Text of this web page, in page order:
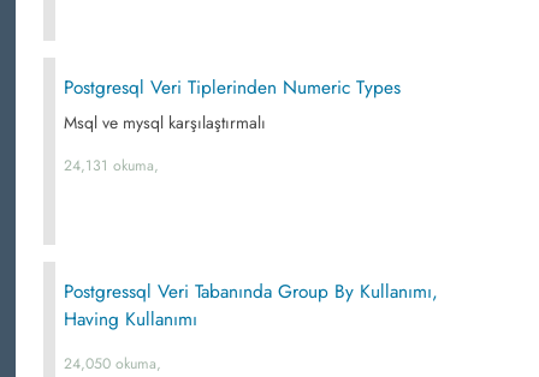
Postgresql Veri Tiplerinden Numeric Types
Msql ve mysql karşılaştırmalı
24,131 okuma,
Postgressql Veri Tabanında Group By Kullanımı,
Having Kullanımı
24,050 okuma,